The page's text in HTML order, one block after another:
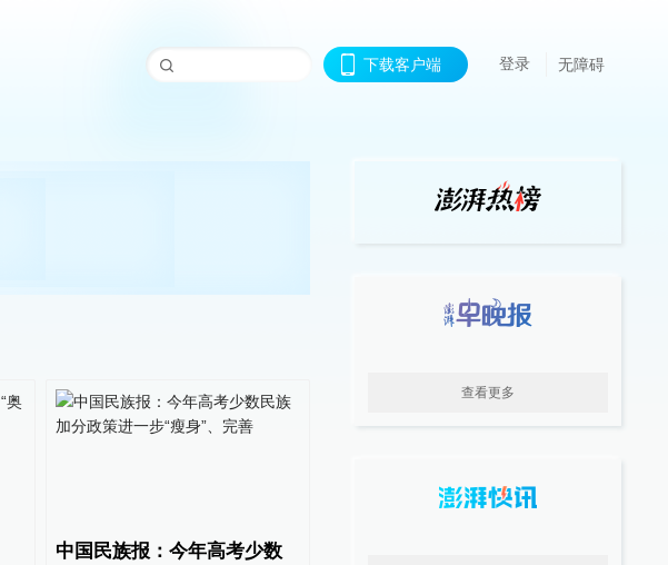
下载客户端 登录 无障碍
中国民族报：今年高考少数
查看更多